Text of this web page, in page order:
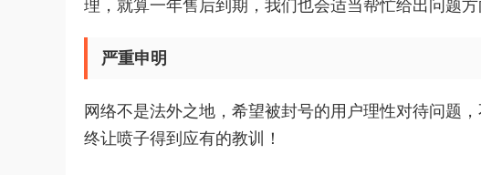
理，就算一年售后到期，我们也会适当帮忙给出问题方
严重申明
网络不是法外之地，希望被封号的用户理性对待问题
终让喷子得到应有的教训！